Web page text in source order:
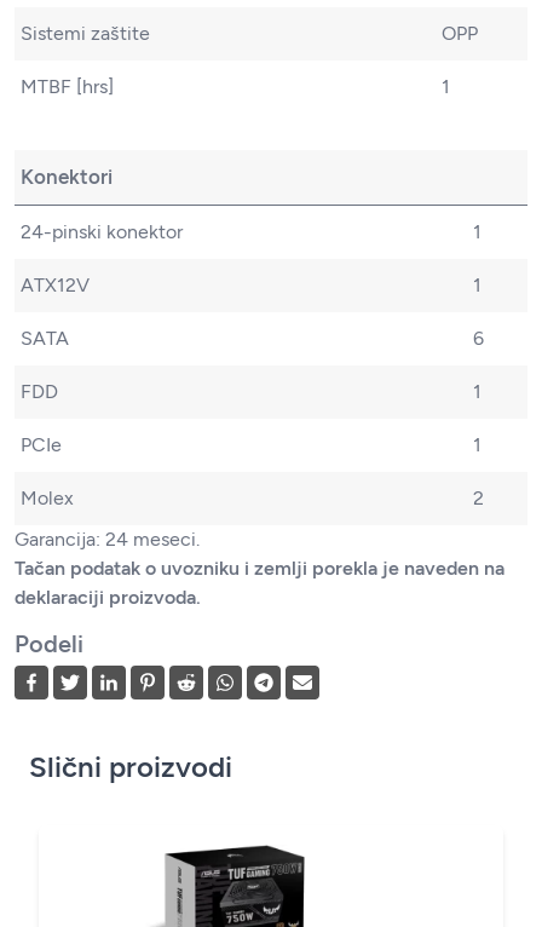
Sistemi zaštite OPP
MTBF [hrs] 1
Konektori
24-pinski konektor 1
ATX12V 1
SATA 6
FDD 1
PCIe 1
Molex
2
Garancija: 24 meseci.
Tačan podatak o uvozniku i zemlji porekla je naveden na
deklaraciji proizvoda.
Podeli
Slični proizvodi